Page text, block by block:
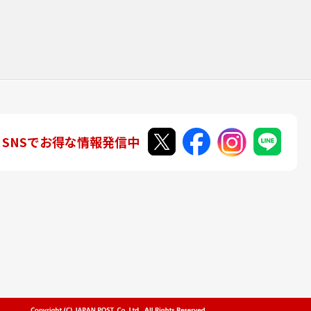
SNSでお得な情報発信中